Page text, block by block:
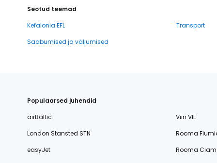
Seotud teemad
Kefalonia EFL
Transport
Saabumised ja väljumised
Populaarsed juhendid
airBaltic
Viin VIE
London Stansted STN
Rooma
easyJet
Rooma